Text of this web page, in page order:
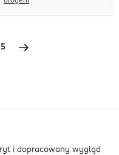
5
i dopracowany wygląd